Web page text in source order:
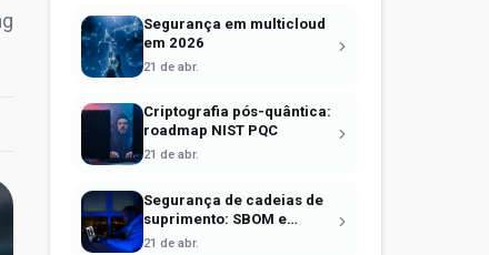
Segurança em multicloud
em 2026
21 de abr.
Criptografia pós-quântica:
roadmap NIST PQC
21 de abr.
Segurança de cadeias de
suprimento: SBOM e
Sigstore
21 de abr.